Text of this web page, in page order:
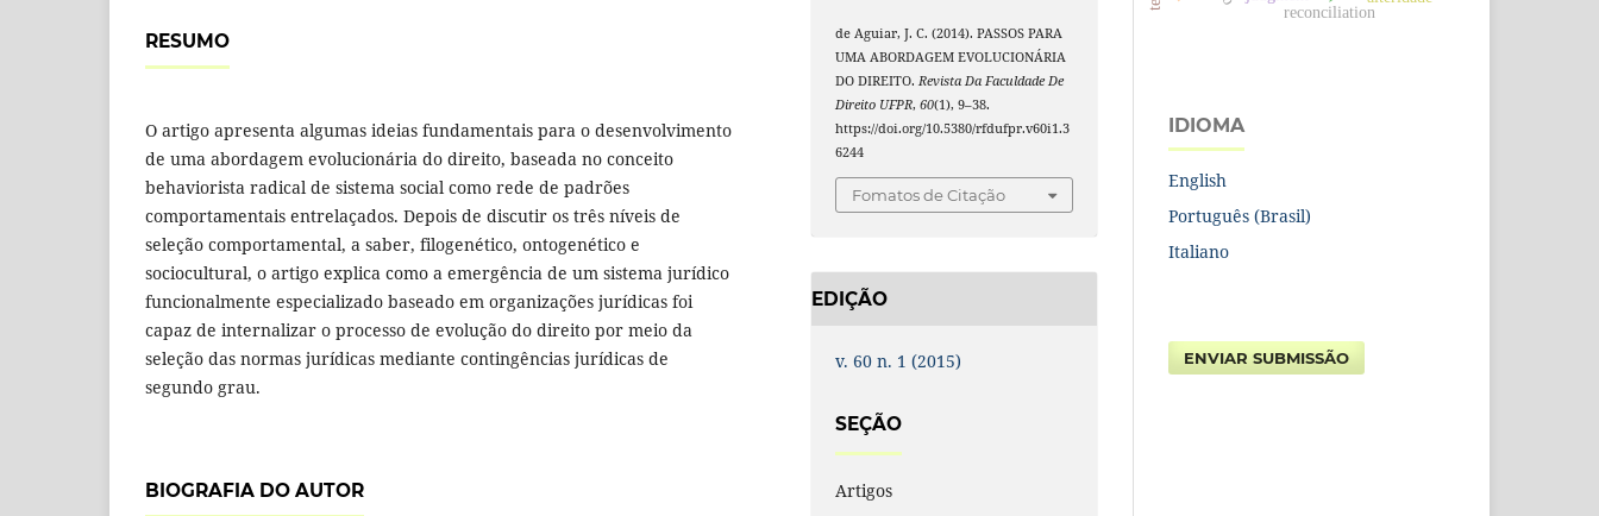
RESUMO
O artigo apresenta algumas ideias fundamentais para o desenvolvimento
de uma abordagem evolucionária do direito, baseada no conceito
behaviorista radical de sistema social como rede de padrões
comportamentais entrelaçados. Depois de discutir os três níveis de
seleção comportamental, a saber, filogenético, ontogenético e
sociocultural, o artigo explica como a emergência de um sistema jurídico
funcionalmente especializado baseado em organizações jurídicas foi
capaz de internalizar o processo de evolução do direito por meio da
seleção das normas jurídicas mediante contingências jurídicas de
segundo grau.
BIOGRAFIA DO AUTOR
de Aguiar, J. C. (2014). PASSOS PARA
UMA ABORDAGEM EVOLUCIONÁRIA
DO DIREITO.Revista Da Faculdade De
Direito UFPR,60(1), 9–38.
https://doi.org/10.5380/rfdufpr.v60i1.3
6244
Fomatos de Citação
EDIÇÃO
v. 60 n. 1 (2015)
SEÇÃO
Artigos
reconciliation
IDIOMA
English
Português (Brasil)
Italiano
ENVIAR SUBMISSÃO